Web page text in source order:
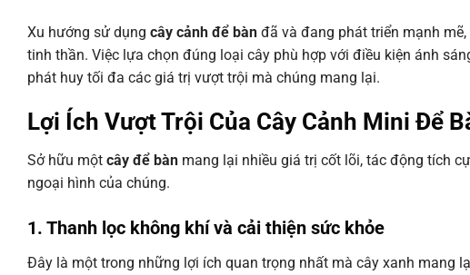
Xu hướng sử dụng cây cảnh để bàn đã và đang phát triển mạnh
tinh thần. Việc lựa chọn đúng loại cây phù hợp với điều kiện ánh
phát huy tối đa các giá trị vượt trội mà chúng mang lại.
Lợi Ích Vượt Trội Của Cây Cảnh Mini Để
Sở hữu một cây để bàn mang lại nhiều giá trị cốt lõi, tác động tích
ngoại hình của chúng.
1. Thanh lọc không khí và cải thiện sức khỏe
Đây là một trong những lợi ích quan trọng nhất mà cây xanh mang